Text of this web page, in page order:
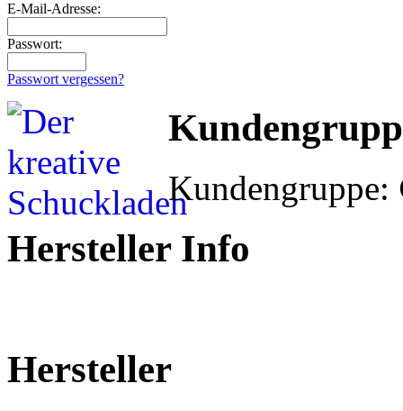
E-Mail-Adresse:
Passwort:
Passwort vergessen?
Kundengruppe:
Hersteller Info
Hersteller